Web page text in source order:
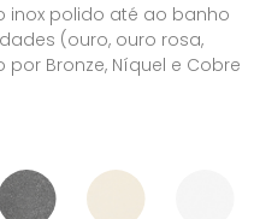
inox polido até ao banho
(ouro, ouro rosa,
Bronze, Níquel e Cobre